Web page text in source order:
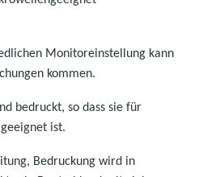
Monitoreinstellung kann
kommen.
bedruckt, so dass sie für
ist.
Bedruckung wird in